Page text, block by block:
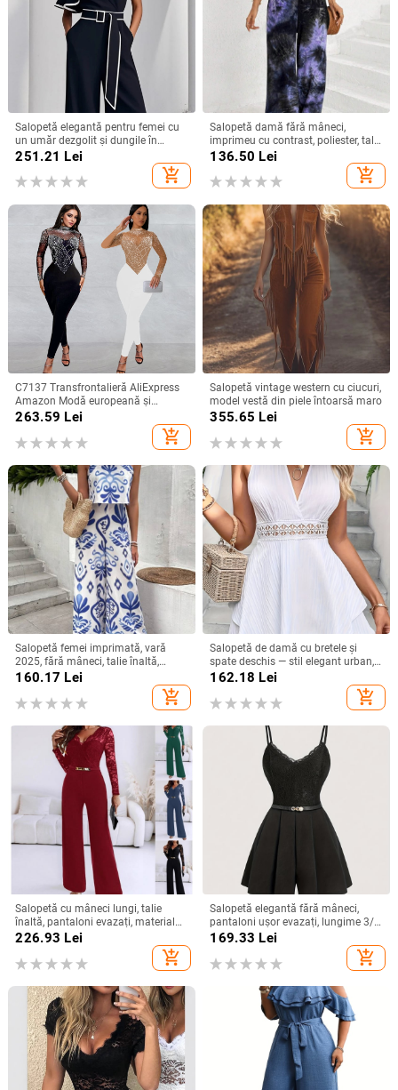
Salopetă elegantă pentru femei cu
un umăr dezgolit și dungile în
contrast, din poliester, talie înaltă,
251.21 Lei
add_shopping_cart
Salopetă damă fără mâneci,
imprimeu cu contrast, poliester, talie
lejeră, pantaloni cropți drepți,
136.50 Lei
add_shopping_cart
C7137 Transfrontalieră AliExpress
Amazon Modă europeană și
americană pentru femei, slim-fit,
plasă, stras, pantaloni cu mânecă
lungă
263.59 Lei
add_shopping_cart
Salopetă vintage western cu ciucuri,
model vestă din piele întoarsă maro
355.65 Lei
add_shopping_cart
Salopetă femei imprimată, vară
2025, fără mâneci, talie înaltă,
pantaloni largi
160.17 Lei
add_shopping_cart
Salopetă de damă cu bretele și
spate deschis — stil elegant urban,
poliester, talie elastică, lungime trei
162.18 Lei
add_shopping_cart
Salopetă cu mâneci lungi, talie
înaltă, pantaloni evazați, material
poliester, detalii în stil colaj
226.93 Lei
add_shopping_cart
Salopetă elegantă fără mâneci,
pantaloni ușor evazați, lungime 3/4,
poliester 95%+, Primăvara 2025
169.33 Lei
add_shopping_cart